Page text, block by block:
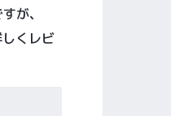
が、
くレビ